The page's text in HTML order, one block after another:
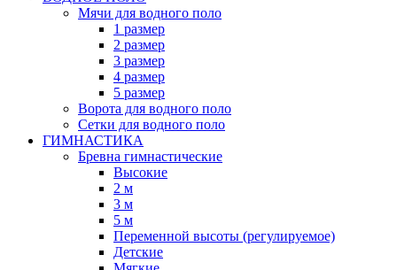
Мячи для водного поло
1 размер
2 размер
3 размер
4 размер
5 размер
Ворота для водного поло
Сетки для водного поло
ГИМНАСТИКА
Бревна гимнастические
Высокие
2 м
3 м
5 м
Переменной высоты (регулируемое)
Детские